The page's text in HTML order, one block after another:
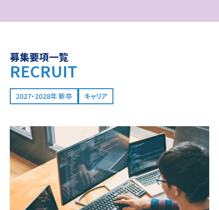
募集要項一覧
RECRUIT
2027・2028年 新卒 キャリア